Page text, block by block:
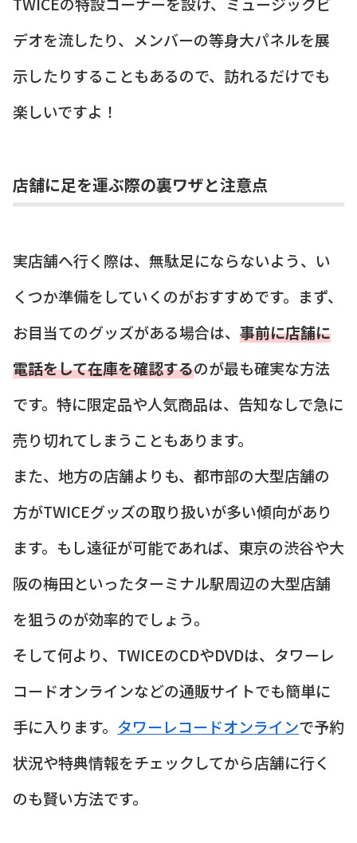
デオを流したり、メンバーの等身大パネルを展
示したりすることもあるので、訪れるだけでも
楽しいですよ！
店舗に足を運ぶ際の裏ワザと注意点
実店舗へ行く際は、無駄足にならないよう、い
くつか準備をしていくのがおすすめです。まず、
お目当てのグッズがある場合は、 事前に店舗に
電話をして在庫を確認するのが最も確実な方法
です。特に限定品や人気商品は、告知なしで急に
売り切れてしまうこともあります。
また、地方の店舗よりも、都市部の大型店舗の
方がTWICEグッズの取り扱いが多い傾向があり
ます。もし遠征が可能であれば、東京の渋谷や大
阪の梅田といったターミナル駅周辺の大型店舗
を狙うのが効率的でしょう。
そして何より、TWICEのCDやDVDは、タワーレ
コードオンラインなどの通販サイトでも簡単に
手に入ります。 タワーレコードオンラインで予約
状況や特典情報をチェックしてから店舗に行く
のも賢い方法です。